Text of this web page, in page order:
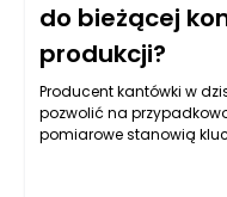
do bieżącej
produkcji?
Producent kantówki w
pozwolić na
pomiarowe stanowią
nowoczesnym